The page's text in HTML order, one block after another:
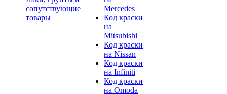
сопутствующие
товары
Mercedes
Код краски
на
Mitsubishi
Код краски
на Nissan
Код краски
на Infiniti
Код краски
на Omoda